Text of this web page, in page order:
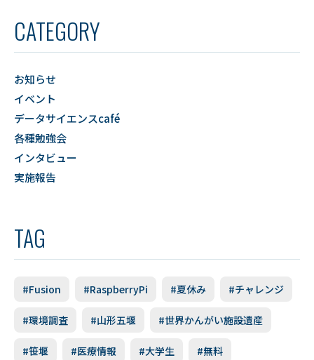
CATEGORY
お知らせ
イベント
データサイエンスcafé
各種勉強会
インタビュー
実施報告
TAG
#Fusion #RaspberryPi #夏休み #チャレンジ
#環境調査 #山形五堰 #世界かんがい施設遺産
#笹堰 #医療情報 #大学生 #無料